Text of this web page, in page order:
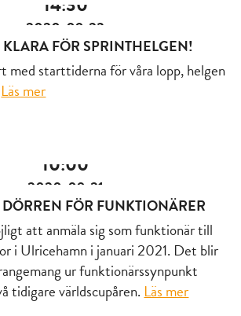
2020-09-23
FÖR SPRINTHELGEN!
med starttiderna för våra lopp, helgen
Läs mer
10:00
2020-09-21
FÖR FUNKTIONÄRER
att anmäla sig som funktionär till
i Ulricehamn i januari 2021. Det blir
ur funktionärssynpunkt
tidigare världscupåren. Läs mer